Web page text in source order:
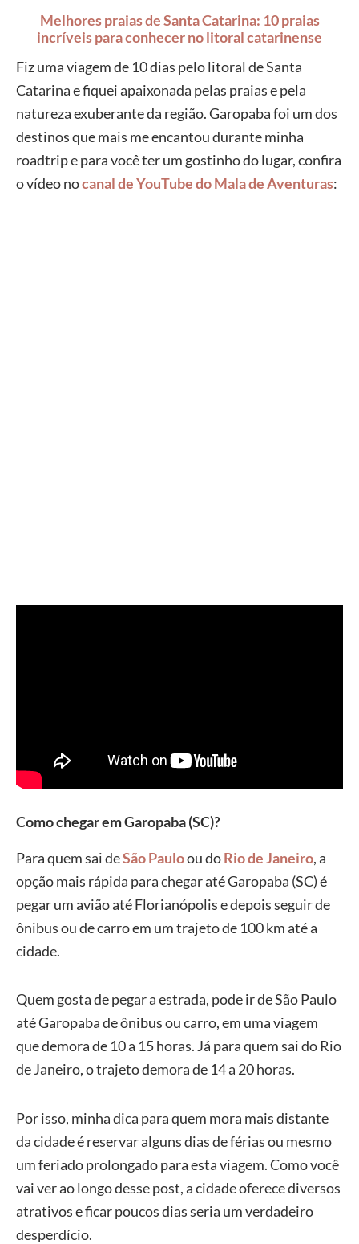
Melhores praias de Santa Catarina: 10 praias
incríveis para conhecer no litoral catarinense
Fiz uma viagem de 10 dias pelo litoral de Santa
Catarina e fiquei apaixonada pelas praias e pela
natureza exuberante da região. Garopaba foi um dos
destinos que mais me encantou durante minha
roadtrip e para você ter um gostinho do lugar, confira
o vídeo nocanal de YouTube do Mala de Aventuras:
Como chegar em Garopaba (SC)?
Para quem sai deSão Pauloou doRio de Janeiro, a
opção mais rápida para chegar até Garopaba (SC) é
pegar um avião até Florianópolis e depois seguir de
ônibus ou de carro em um trajeto de 100 km até a
cidade.
Quem gosta de pegar a estrada, pode ir de São Paulo
até Garopaba de ônibus ou carro, em uma viagem
que demora de 10 a 15 horas. Já para quem sai do Rio
de Janeiro, o trajeto demora de 14 a 20 horas.
Por isso, minha dica para quem mora mais distante
da cidade é reservar alguns dias de férias ou mesmo
um feriado prolongado para esta viagem. Como você
vai ver ao longo desse post, a cidade oferece diversos
atrativos e ficar poucos dias seria um verdadeiro
desperdício.